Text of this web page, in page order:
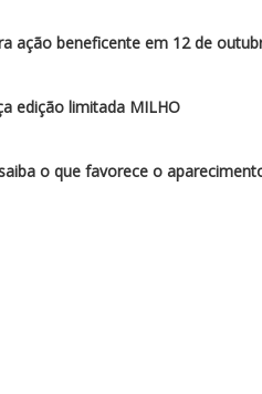
ação beneficente em 12 de
edição limitada MILHO
o que favorece o